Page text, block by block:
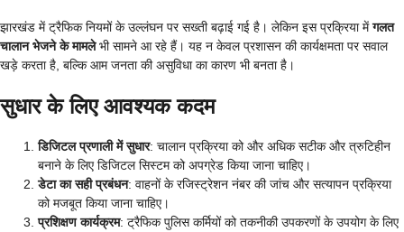
झारखंड में ट्रैफिक नियमों के उल्लंघन पर सख्ती बढ़ाई गई है। लेकिन इस प्रक्रिया मेंगलत
चालान भेजने के मामलेभी सामने आ रहे हैं। यह न केवल प्रशासन की कार्यक्षमता पर सवाल
खड़े करता है, बल्कि आम जनता की असुविधा का कारण भी बनता है।
सुधार के लिए आवश्यक कदम
डिजिटल प्रणाली में सुधार: चालान प्रक्रिया को और अधिक सटीक और त्रुटिहीन
बनाने के लिए डिजिटल सिस्टम को अपग्रेड किया जाना चाहिए।
डेटा का सही प्रबंधन: वाहनों के रजिस्ट्रेशन नंबर की जांच और सत्यापन प्रक्रिया
को मजबूत किया जाना चाहिए।
प्रशिक्षण कार्यक्रम: ट्रैफिक पुलिस कर्मियों को तकनीकी उपकरणों के उपयोग के लिए